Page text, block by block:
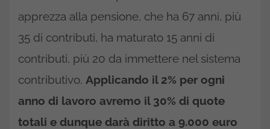
apprezza alla pensione, che ha 67 anni, più
35 di contributi, ha maturato 15 anni di
contributi, più 20 da immettere nel sistema
contributivo. Applicando il 2% per ogni
anno di lavoro avremo il 30% di quote
totali e dunque darà diritto a 9.000 euro